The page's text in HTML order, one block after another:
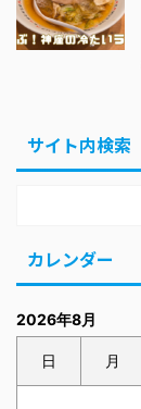
サイト内検索
カレンダー
2026年8月
日 月